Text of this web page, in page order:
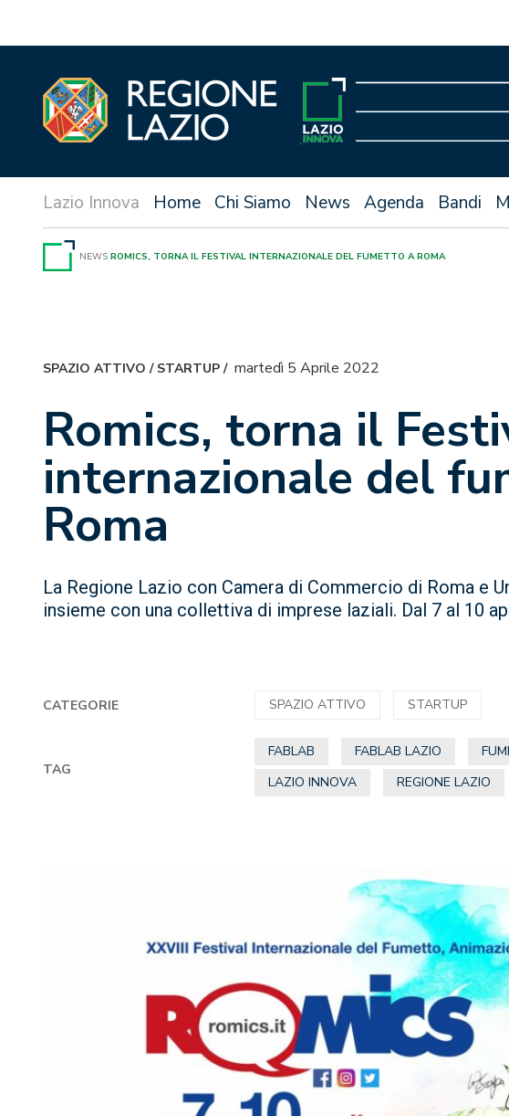
Home Chi Siamo News Agenda Bandi
NEWS ROMICS, TORNA IL FESTIVAL INTERNAZIONALE DEL FUMETTO A ROMA
SPAZIO ATTIVO / STARTUP/ martedì 5 Aprile 2022
Romics, torna il
internazionale del
Roma
La Regione Lazio con Camera di Commercio di Roma e
insieme con una collettiva di imprese laziali. Dal 7 al 10
CATEGORIE SPAZIO ATTIVO STARTUP
TAG
FABLAB FABLAB LAZIO
LAZIO INNOVA
REGIONE LAZIO